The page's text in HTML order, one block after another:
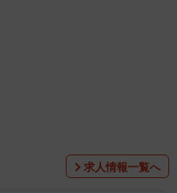
求人情報一覧へ